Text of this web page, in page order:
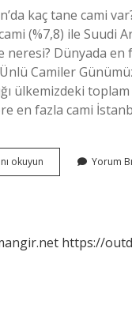
kaç tane cami
(%7,8) ile Suudi
neresi? Dünyada en
Camiler
ülkemizdeki toplam
en fazla cami
okuyun
Arabistan
Yorum
https://